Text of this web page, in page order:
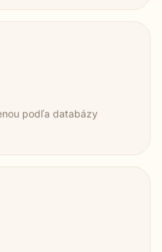
podľa databázy